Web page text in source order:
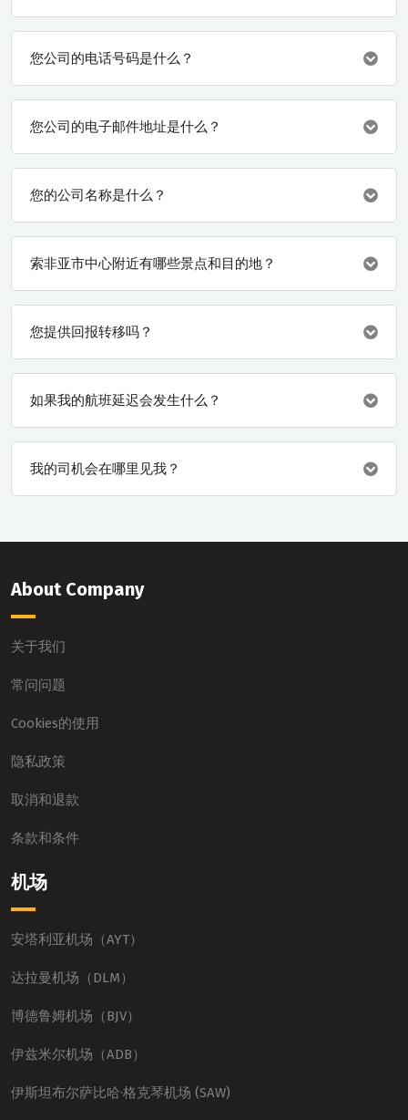
您公司的电话号码是什么？
您公司的电子邮件地址是什么？
您的公司名称是什么？
索非亚市中心附近有哪些景点和目的地？
您提供回报转移吗？
如果我的航班延迟会发生什么？
我的司机会在哪里见我？
About Company
关于我们
常问问题
Cookies的使用
隐私政策
取消和退款
条款和条件
机场
安塔利亚机场（AYT）
达拉曼机场（DLM）
博德鲁姆机场（BJV）
伊兹米尔机场（ADB）
伊斯坦布尔萨比哈·格克琴机场 (SAW)